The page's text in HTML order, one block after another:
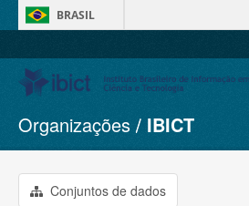
BRASIL
Conjuntos de dados
Organizações
Grupos
Organizações IBICT
Conjuntos de dados